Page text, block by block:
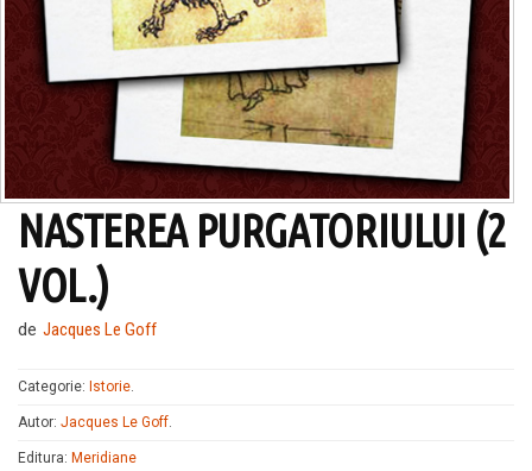
NASTEREA PURGATORIULUI (2
VOL.)
de Jacques Le Goff
Categorie: Istorie.
Autor: Jacques Le Goff.
Editura: Meridiane